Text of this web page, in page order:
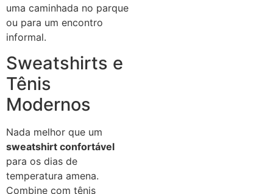
uma caminhada no parque
ou para um encontro
informal.
Sweatshirts e
Tênis
Modernos
Nada melhor que um
sweatshirt confortável
para os dias de
temperatura amena.
Combine com tênis